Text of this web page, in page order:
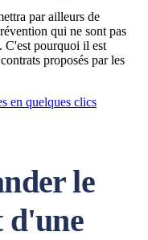
par ailleurs de
qui ne sont pas
C'est pourquoi il est
proposés par les
en quelques clics
le
d'une